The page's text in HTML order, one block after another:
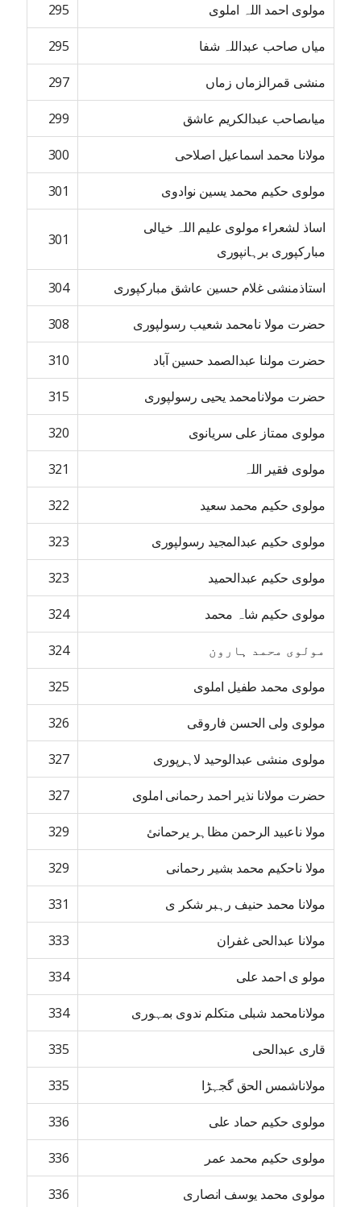
مولوی احمد اللہ املوی 295
میاں صاحب عبداللہ شفا 295
منشی قمرالزماں زماں 297
میاںصاحب عبدالکریم عاشق 299
مولانا محمد اسماعیل اصلاحی 300
مولوی حکیم محمد یسین نوادوی 301
اساذ لشعراء مولوی علیم اللہ خیالی
مبارکپوری برہانپوری
301
استاذمنشی غلام حسین عاشق مبارکپوری 304
حضرت مولا نامحمد شعیب رسولپوری 308
حضرت مولنا عبدالصمد حسین آباد 310
حضرت مولانامحمد یحیی رسولپوری 315
مولوی ممتاز علی سریانوی 320
مولوی فقیر اللہ 321
مولوی حکیم محمد سعید 322
مولوی حکیم عبدالمجید رسولپوری 323
مولوی حکیم عبدالحمید 323
مولوی حکیم شاہ محمد 324
مولوی محمد ہارون 324
مولوی محمد طفیل املوی 325
مولوی ولی الحسن فاروقی 326
مولوی منشی عبدالوحید لاہرپوری 327
حضرت مولانا نذیر احمد رحمانی املوی 327
مولا ناعبید الرحمن مظاہر یرحمانئ 329
مولا ناحکیم محمد بشیر رحمانی 329
مولانا محمد حنیف رہبر شکر ی 331
مولانا عبدالحی غفران 333
مولو ی احمد علی 334
مولانامحمد شبلی متکلم ندوی بمہوری 334
قاری عبدالحی 335
مولاناشمس الحق گجہڑا 335
مولوی حکیم حماد علی 336
مولوی حکیم محمد عمر 336
مولوی محمد یوسف انصاری 336